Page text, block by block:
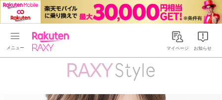
Rakuten RAXYマイページ お知らせ